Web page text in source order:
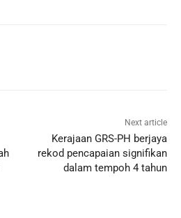
Next article
Kerajaan GRS-PH berjaya
rekod pencapaian signifikan
dalam tempoh 4 tahun